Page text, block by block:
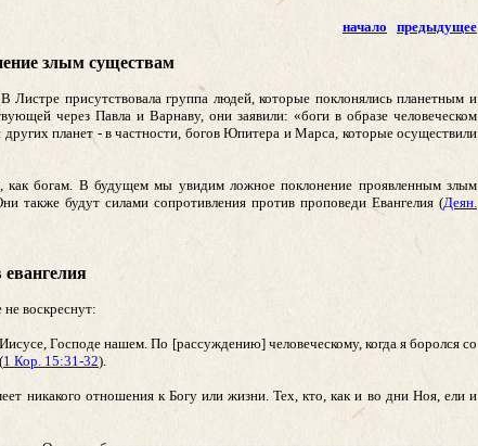
начало
предыдущее
злым существам
Листре присутствовала группа людей, которые поклонялись планетным и
через Павла и Варнаву, они заявили: «боги в образе человеческом
планет - в частности, богов Юпитера и Марса, которые осуществили
как богам. В будущем мы увидим ложное поклонение проявленным злым
также будут силами сопротивления против проповеди Евангелия (Деян.
воскреснут:
Господе нашем. По [рассуждению] человеческому, когда я боролся со
1 Кор. 15:31-32).
никакого отношения к Богу или жизни. Тех, кто, как и во дни Ноя, ели и